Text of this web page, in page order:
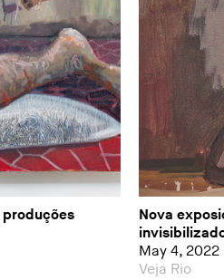
produções
Nova
May 4, 2022
Veja Rio